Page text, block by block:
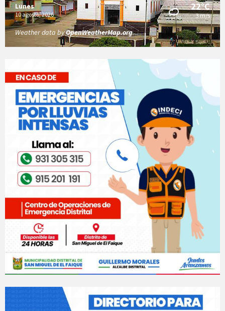
Lunes
10 agosto, 2026
22°C
3 m/s
Weather data byOpenWeatherMap.org